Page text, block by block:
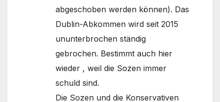
abgeschoben werden können). Das
Dublin-Abkommen wird seit 2015
ununterbrochen ständig
gebrochen. Bestimmt auch hier
wieder , weil die Sozen immer
schuld sind.
Die Sozen und die Konservativen